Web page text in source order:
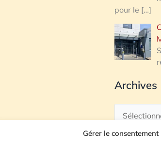
Gérer le consentement
pour le […]
Archives